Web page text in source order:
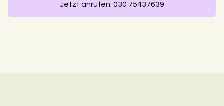
Jetzt anrufen: 030 75437639